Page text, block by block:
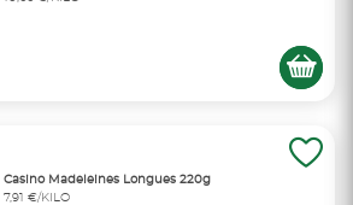
Casino Madeleines Longues 220g
7,91 €/KILO